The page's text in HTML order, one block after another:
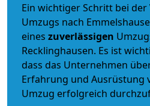
Ein wichtiger Schritt bei
Umzugs nach
eines zuverlässigen
Recklinghausen. Es ist
dass das Unternehmen
Erfahrung und Ausrüstung
Umzug erfolgreich